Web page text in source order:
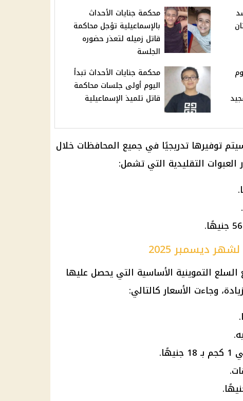
محكمة جنايات الأحداث
بالإسماعيلية تؤجل محاكمة
قاتل زميله لتعذر حضوره
الجلسة
محكمة جنايات الأحداث تبدأ
اليوم أولى جلسات محاكمة
قاتل تلميذ الإسماعيلية
توفيرها تدريجيًا في جميع المحافظات خلال
العبوات التقليدية التي تشمل:
ديسمبر 2025
السلع التموينية الأساسية التي يحصل عليها
وجاءت الأسعار كالتالي: